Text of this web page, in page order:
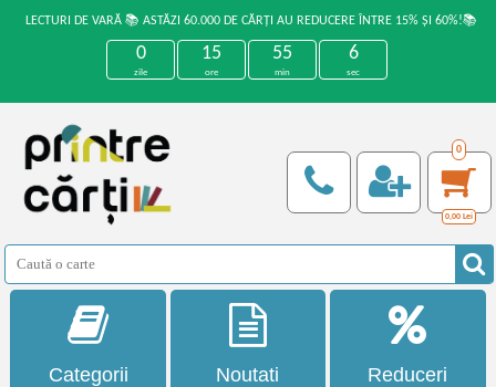
LECTURI DE VARĂ 📚 ASTĂZI 60.000 DE CĂRȚI AU REDUCERE ÎNTRE 15% ȘI 60%!📚
0
zile
15
ore
55
min
5
sec
0
0,00 Lei
Categorii Noutati Reduceri